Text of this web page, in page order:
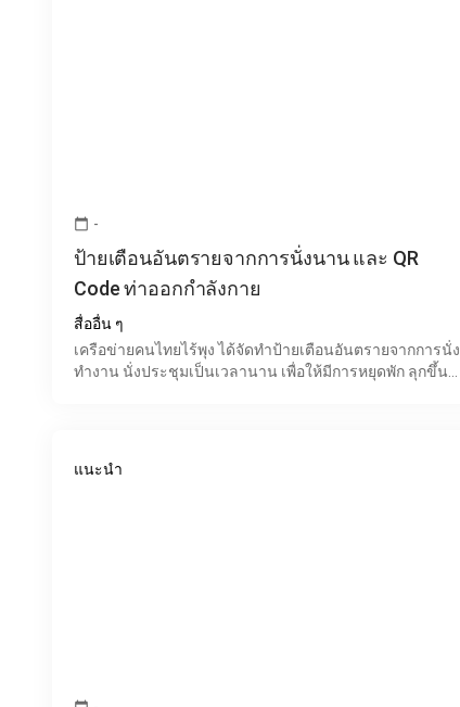
calendar_today -
ป้ายเตือนอันตรายจากการนั่งนาน และ QR
Code ท่าออกกำลังกาย
สื่ออื่น ๆ
เครือข่ายคนไทยไร้พุง ได้จัดทำป้ายเตือนอันตรายจากการนั่ง
ทำงาน นั่งประชุมเป็นเวลานาน เพื่อให้มีการหยุดพัก ลุกขึ้น
แนะนำ